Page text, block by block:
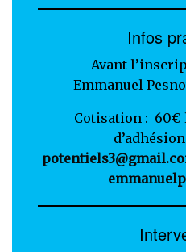
Infos
Avant
Emmanuel
Cotisation : 60€